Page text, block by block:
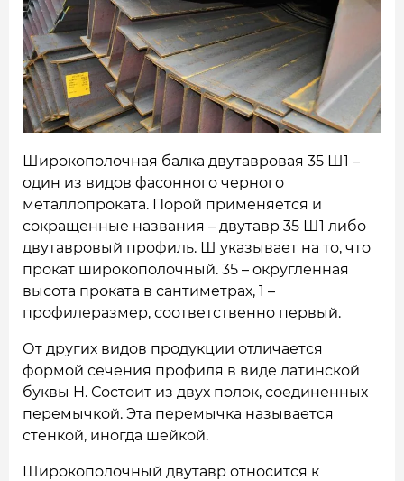
НАШИ ОБЪЕКТЫ
ОТЗЫВЫ
О НАС
БЛОГ
КОНТАКТЫ
Широкополочная балка двутавровая 35 Ш1 –
один из видов фасонного черного
металлопроката. Порой применяется и
сокращенные названия – двутавр 35 Ш1 либо
двутавровый профиль. Ш указывает на то, что
прокат широкополочный. 35 – округленная
высота проката в сантиметрах, 1 –
профилеразмер, соответственно первый.
От других видов продукции отличается
формой сечения профиля в виде латинской
буквы H. Состоит из двух полок, соединенных
перемычкой. Эта перемычка называется
стенкой, иногда шейкой.
Широкополочный двутавр относится к